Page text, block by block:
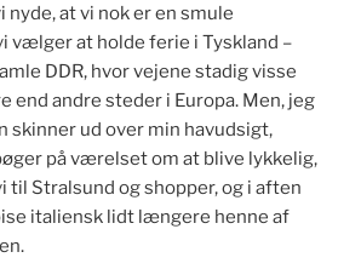
nyde, at vi nok er en smule
vælger at holde ferie i Tyskland –
DDR, hvor vejene stadig visse
end andre steder i Europa. Men, jeg
skinner ud over min havudsigt,
på værelset om at blive lykkelig,
til Stralsund og shopper, og i aften
italiensk lidt længere henne af